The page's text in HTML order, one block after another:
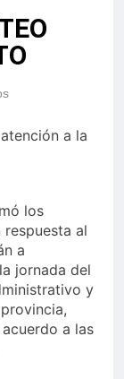
a la
los
respuesta al
a
jornada del
y
a las